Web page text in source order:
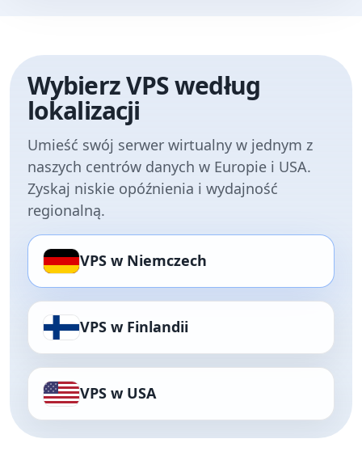
Wybierz VPS według
lokalizacji
Umieść swój serwer wirtualny w jednym z
naszych centrów danych w Europie i USA.
Zyskaj niskie opóźnienia i wydajność
regionalną.
VPS w Niemczech
VPS w Finlandii
VPS w USA